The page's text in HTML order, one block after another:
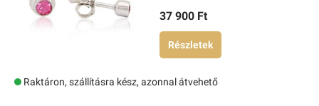
37 900 Ft
Részletek
Raktáron, szállításra kész, azonnal átvehető